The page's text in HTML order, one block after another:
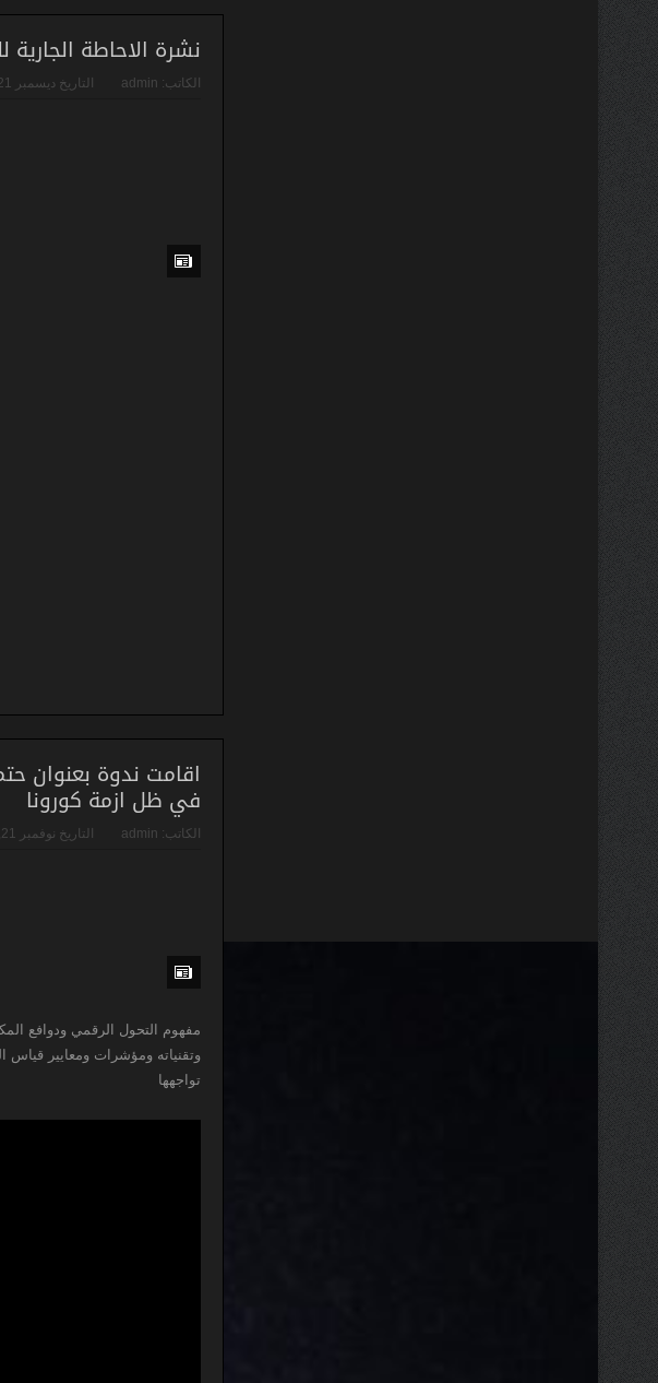
نشرة الاحاطة الجارية
الكاتب: admin التاريخ ديسمبر 21, 2020
اقامت ندوة بعنوان
في ظل ازمة كورونا
الكاتب: admin التاريخ نوفمبر 21, 2020
مفهوم التحول الرقمي ودوافع
وتقنياته ومؤشرات ومعايير قياس
تواجهها